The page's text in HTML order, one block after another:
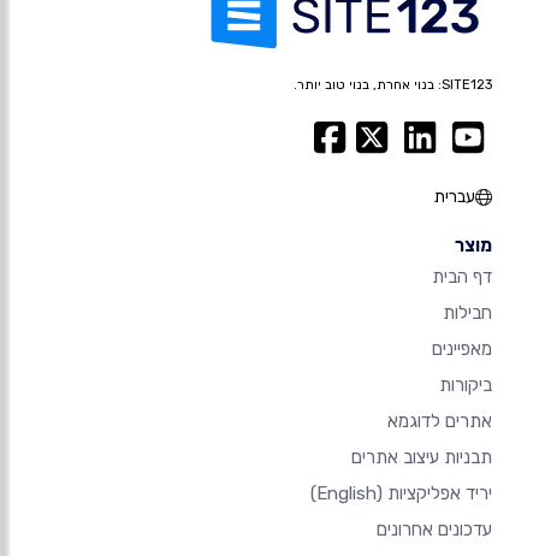
SITE123: בנוי אחרת, בנוי טוב יותר.
עברית
מוצר
דף הבית
חבילות
מאפיינים
ביקורות
אתרים לדוגמא
תבניות עיצוב אתרים
יריד אפליקציות (English)
עדכונים אחרונים